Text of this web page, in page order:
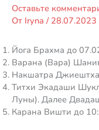
Оставьте
От Iryna / 28.07.2023
Йога Брахма до
Варана (Вара)
Накшатра
Титхи Экадаши
Луны). Далее
Карана Вишти до